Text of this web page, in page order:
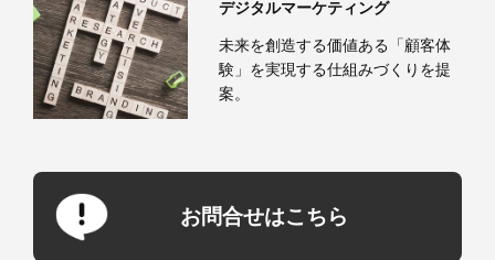
デジタルマーケティング
未来を創造する価値ある「顧客体
験」を実現する仕組みづくりを提
案。
お問合せはこちら